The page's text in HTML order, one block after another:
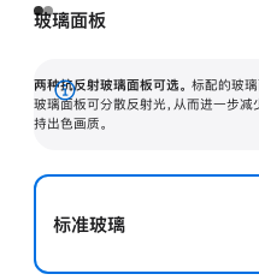
玻璃面板
两种抗反射玻璃面板可选。 标配的玻璃
玻璃面板可分散反射光，从而进一步
持出色画质。
展
开
标准玻璃